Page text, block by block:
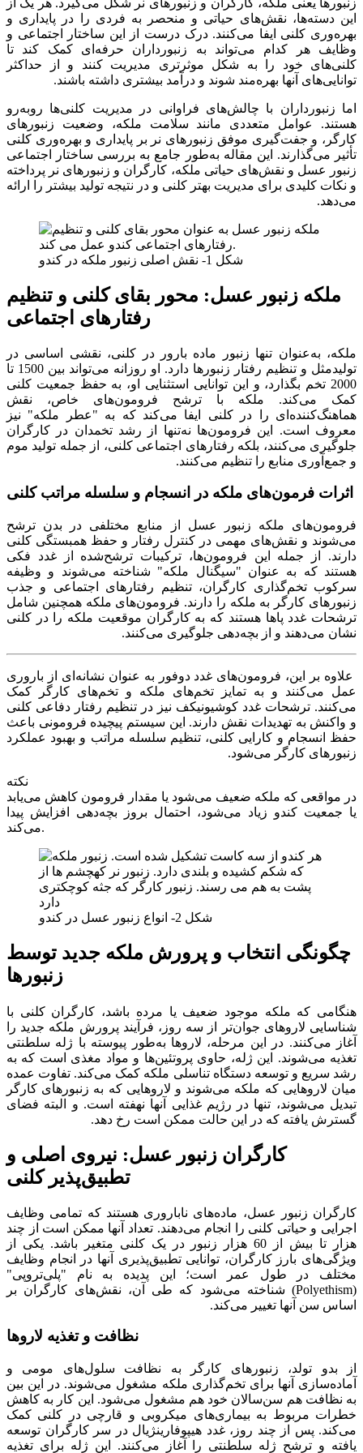
زنبورها یعنی ملکه، کارگران و زنبورهای نر شکل می‌گیرد. هر یک از
این دسته‌ها، نقش‌های حیاتی و منحصر به فردی را در پایداری و
بهره‌وری کلنی ایفا می‌کنند. درک درست از این ساختار اجتماعی و
وظایف هر کدام می‌تواند به زنبورداران حرفه‌ای کمک کند تا
کلنی‌های خود را به شکل موثرتری مدیریت کنند و از حداکثر
توانایی‌های آنها بهره‌مند شوند و درآمد بیشتری داشته باشند.
اما زنبورداران با چالش‌های فراوانی در مدیریت کلنی‌ها روبه‌رو
هستند. عوامل متعددی مانند سلامت ملکه، وضعیت زنبورهای
کارگر، و جفت‌گیری موفق زنبورهای نر بر پایداری و بهره‌وری کلنی
تأثیر می‌گذارند. این مقاله به‌طور جامع به بررسی ساختار اجتماعی
زنبور عسل و نقش‌های حیاتی ملکه، کارگران و زنبورهای نر پرداخته
و نکات کلیدی برای مدیریت بهتر کلنی و در نتیجه تولید بیشتر را ارائه
می‌دهد.
شکل 1- نقش اصلی زنبور ملکه در کندو
ملکه زنبور عسل: محور بقای کلنی و تنظیم
رفتارهای اجتماعی
ملکه، به‌عنوان تنها زنبور ماده بارور در کلنی، نقشی اساسی در
تولیدمثل و تنظیم رفتار زنبورها دارد. او روزانه می‌تواند بین 1500 تا
2000 تخم بگذارد، و این توانایی استثنایی او، به حفظ جمعیت کلنی
کمک می‌کند. ملکه با ترشح فرومون‌های خاص، نقش
هماهنگ‌کننده‌ای را در کلنی ایفا می‌کند که به "عطر ملکه" نیز
معروف است. این فرومون‌ها نه‌تنها از رشد تخمدان در کارگران
جلوگیری می‌کنند، بلکه رفتارهای اجتماعی کلنی، از جمله تولید موم
و جمع‌آوری منابع را تنظیم می‌کنند.
اثرات فرمون‌های ملکه در انسجام و سلسله مراتب کلنی
فرومون‌های ملکه زنبور عسل از منابع مختلفی در بدن ترشح
می‌شوند و نقش‌های مهمی در کنترل رفتار و حفظ همبستگی کلنی
دارند. از جمله این فرومون‌ها، ترکیبات ترشح‌شده از غدد فکی
هستند که به عنوان "سیگنال ملکه" شناخته می‌شوند و وظیفه
سرکوب تخم‌گذاری کارگران، تنظیم رفتارهای اجتماعی و جذب
زنبورهای کارگر به ملکه را دارند. فرومون‌های ملکه همچنین شامل
ترشحات غدد پاها هستند که به کارگران موقعیت ملکه را در کلنی
نشان می‌دهند و از بچه‌دهی جلوگیری می‌کنند.
علاوه بر این، فرومون‌های غدد دوفور به عنوان نشانه‌ای از باروری
عمل می‌کنند و به تمایز تخم‌های ملکه و تخم‌های کارگر کمک
می‌کنند. ترشحات غدد کوشیونیکف نیز در تنظیم رفتار دفاعی کلنی
و واکنش به تهدیدات نقش دارند. این سیستم پیچیده فرومونی باعث
حفظ انسجام و کارایی کلنی، تنظیم سلسله مراتب و بهبود عملکرد
زنبورهای کارگر می‌شود.
نکته
در مواقعی که ملکه ضعیف می‌شود یا مقدار فرومون کاهش می‌یابد
یا جمعیت کندو زیاد می‌شود، احتمال بروز بچه‌دهی افزایش پیدا
می‌کند.
شکل 2- انواع زنبور عسل در کندو
چگونگی انتخاب و پرورش ملکه جدید توسط
زنبورها
هنگامی که ملکه موجود ضعیف یا مرده باشد، کارگران کلنی با
شناسایی لاروهای جوان‌تر از سه روز، فرآیند پرورش ملکه جدید را
آغاز می‌کنند. در این مرحله، لاروها به‌طور پیوسته با ژله سلطنتی
تغذیه می‌شوند. این ژله، حاوی پروتئین‌ها و مواد مغذی است که به
رشد سریع و توسعه دستگاه تناسلی ملکه کمک می‌کند. تفاوت عمده
میان لاروهایی که ملکه می‌شوند و لاروهایی که به زنبورهای کارگر
تبدیل می‌شوند، تنها در رژیم غذایی آنها نهفته است. و البته فضای
گسترش یافته که در این حالت ممکن است رخ دهد.
کارگران زنبور عسل: نیروی اصلی و
تطبیق‌پذیر کلنی
کارگران زنبور عسل، ماده‌های ناباروری هستند که تمامی وظایف
اجرایی و حیاتی کلنی را انجام می‌دهند. تعداد آنها ممکن است از چند
هزار تا بیش از 60 هزار زنبور در یک کلنی متغیر باشد. یکی از
ویژگی‌های بارز کارگران، توانایی تطبیق‌پذیری آنها در انجام وظایف
مختلف در طول عمر است؛ این پدیده به نام "پلی‌تروپی"
(Polyethism) شناخته می‌شود که طی آن، نقش‌های کارگران بر
اساس سن آنها تغییر می‌کند.
نظافت و تغذیه لاروها
از بدو تولد، زنبورهای کارگر به نظافت سلول‌های مومی و
آماده‌سازی آنها برای تخم‌گذاری ملکه مشغول می‌شوند. در این بین
به نظافت هم سن‌سالان خود هم مشغول می‌شود. این کار به کاهش
خطرات مربوط به بیماری‌های میکروبی و قارچی در کلنی کمک
می‌کند. پس از چند روز، غدد هیپوفارینژیال در سر کارگران توسعه
یافته و ترشح ژله سلطنتی را آغاز می‌کنند. این ژله برای تغذیه